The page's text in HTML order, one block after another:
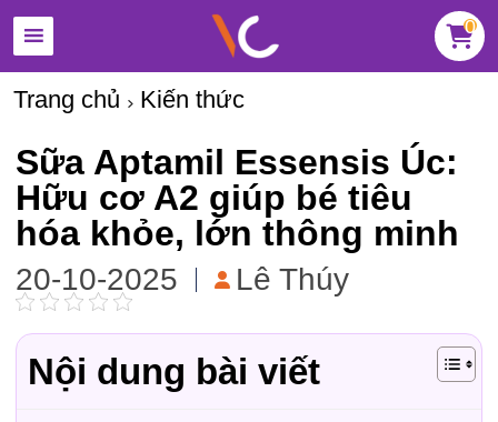
0
Trang chủ Kiến thức
Sữa Aptamil Essensis Úc:
Hữu cơ A2 giúp bé tiêu
hóa khỏe, lớn thông minh
20-10-2025 Lê Thúy
Nội dung bài viết